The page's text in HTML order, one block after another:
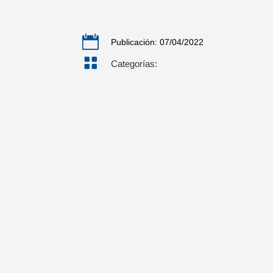
 Publicación: 07/04/2022
 Categorías: